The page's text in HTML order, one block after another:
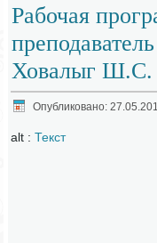
Рабочая
Ховалыг Ш.С.
Опубликовано:
alt :Текст